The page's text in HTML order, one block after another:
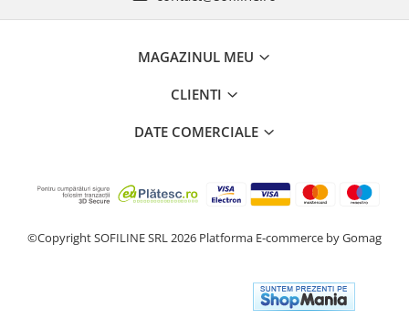
MAGAZINUL MEU
CLIENTI
DATE COMERCIALE
©Copyright SOFILINE SRL 2026 Platforma E-commerce by Gomag